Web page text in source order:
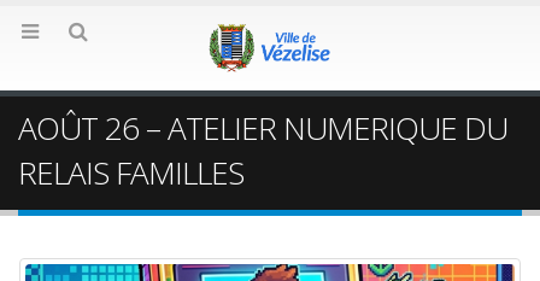
AOÛT 26 – ATELIER NUMERIQUE DU
RELAIS FAMILLES